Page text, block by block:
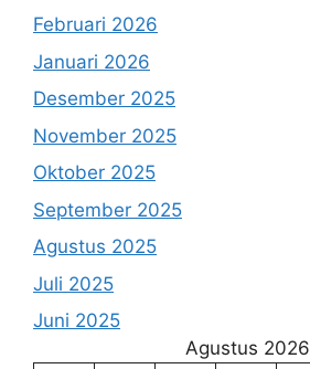
Februari 2026
Januari 2026
Desember 2025
November 2025
Oktober 2025
September 2025
Agustus 2025
Juli 2025
Juni 2025
Agustus 2026